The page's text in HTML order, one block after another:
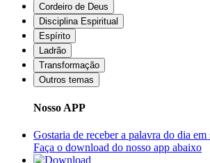
Cordeiro de Deus
Disciplina Espiritual
Espírito
Ladrão
Transformação
Outros temas
Nosso APP
Gostaria de receber a palavra do dia em
Faça o download do nosso app abaixo